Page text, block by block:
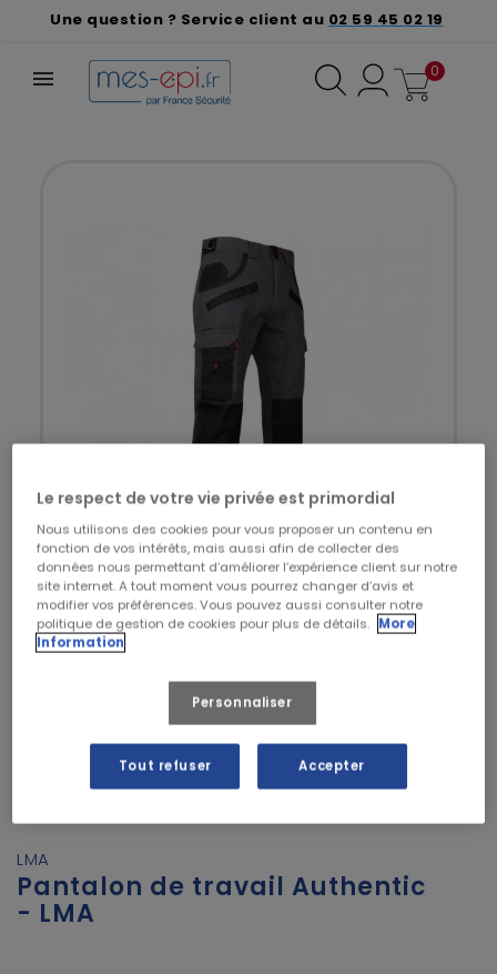
Une question ? Service client au 02 59 45 02 19
0
LMA
Pantalon de travail Authentic
- LMA
Le respect de votre vie privée est primordial
Nous utilisons des cookies pour vous proposer un contenu en
fonction de vos intérêts, mais aussi afin de collecter des
données nous permettant d’améliorer l’expérience client sur notre
site internet. A tout moment vous pourrez changer d’avis et
modifier vos préférences. Vous pouvez aussi consulter notre
politique de gestion de cookies pour plus de détails. More
Information
Personnaliser
Tout refuser Accepter